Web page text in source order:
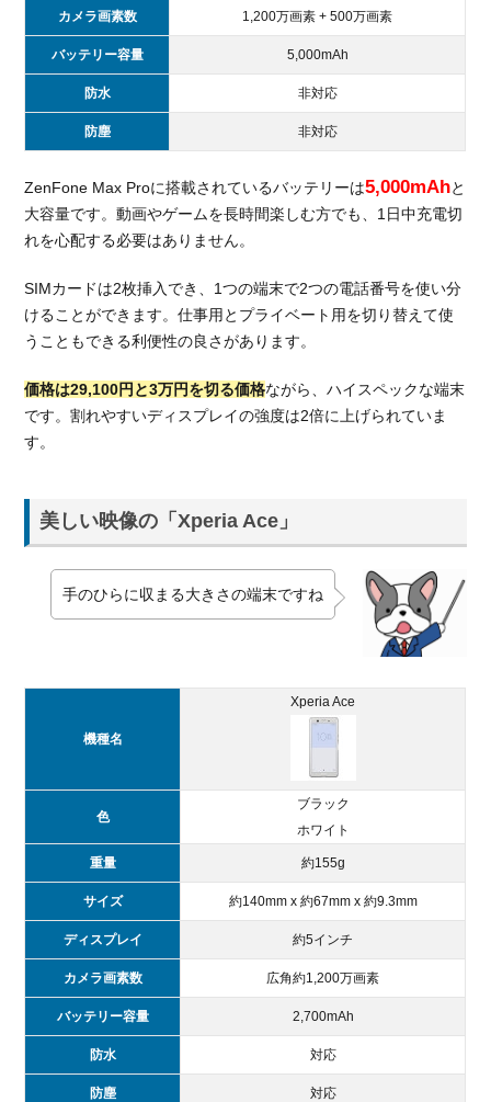
OCN
モバイ
ル
MVNO
を比
音声
通話
SIM
額料
金を
比較
タ専
用
額料
金を
5.3.
速度
格安
換え
るな
ら
カメラ画素数 1,200万画素 + 500万画素
バッテリー容量 5,000mAh
防水 非対応
防塵 非対応
ZenFone Max Proに搭載されているバッテリーは5,000mAhと
大容量です。動画やゲームを長時間楽しむ方でも、1日中充電切
れを心配する必要はありません。
SIMカードは2枚挿入でき、1つの端末で2つの電話番号を使い分
けることができます。仕事用とプライベート用を切り替えて使
うこともできる利便性の良さがあります。
価格は29,100円と3万円を切る価格ながら、ハイスペックな端末
です。割れやすいディスプレイの強度は2倍に上げられていま
す。
美しい映像の「Xperia Ace」
手のひらに収まる大きさの端末ですね
機種名
Xperia Ace
色
ブラック
ホワイト
重量 約155g
サイズ 約140mm x 約67mm x 約9.3mm
ディスプレイ 約5インチ
カメラ画素数 広角約1,200万画素
バッテリー容量 2,700mAh
防水 対応
防塵 対応